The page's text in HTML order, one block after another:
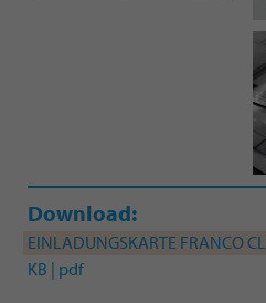
Download:
EINLADUNGSKARTE FRANCO
KB | pdf